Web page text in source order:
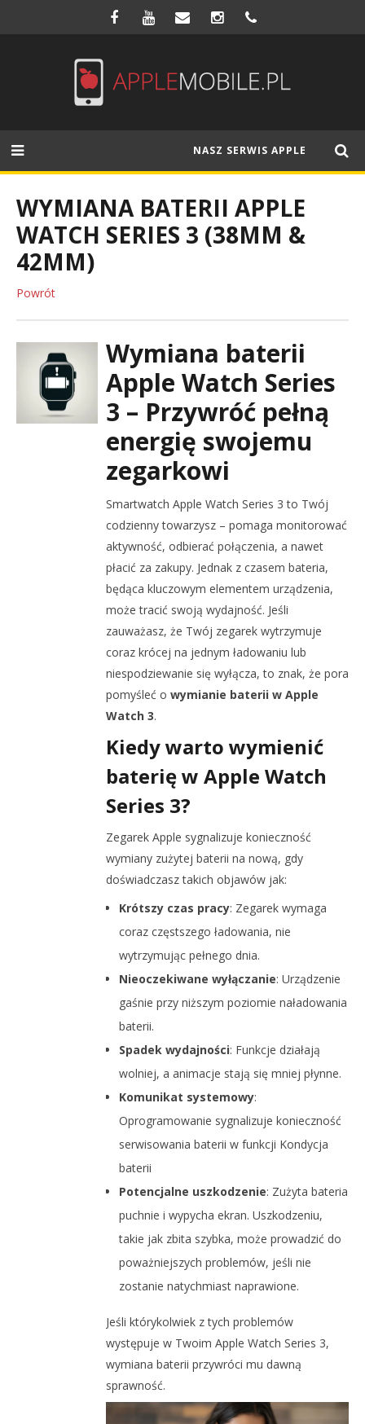
NASZ SERWIS APPLE
WYMIANA BATERII APPLE
WATCH SERIES 3 (38MM &
42MM)
Powrót
Wymiana baterii
Apple Watch Series
3 – Przywróć pełną
energię swojemu
zegarkowi
Smartwatch Apple Watch Series 3 to Twój
codzienny towarzysz – pomaga monitorować
aktywność, odbierać połączenia, a nawet
płacić za zakupy. Jednak z czasem bateria,
będąca kluczowym elementem urządzenia,
może tracić swoją wydajność. Jeśli
zauważasz, że Twój zegarek wytrzymuje
coraz krócej na jednym ładowaniu lub
niespodziewanie się wyłącza, to znak, że pora
pomyśleć o wymianie baterii w Apple
Watch 3.
Kiedy warto wymienić
baterię w Apple Watch
Series 3?
Zegarek Apple sygnalizuje konieczność
wymiany zużytej baterii na nową, gdy
doświadczasz takich objawów jak:
Krótszy czas pracy: Zegarek wymaga
coraz częstszego ładowania, nie
wytrzymując pełnego dnia.
Nieoczekiwane wyłączanie: Urządzenie
gaśnie przy niższym poziomie naładowania
baterii.
Spadek wydajności: Funkcje działają
wolniej, a animacje stają się mniej płynne.
Komunikat systemowy:
Oprogramowanie sygnalizuje konieczność
serwisowania baterii w funkcji Kondycja
baterii
Potencjalne uszkodzenie: Zużyta bateria
puchnie i wypycha ekran. Uszkodzeniu,
takie jak zbita szybka, może prowadzić do
poważniejszych problemów, jeśli nie
zostanie natychmiast naprawione.
Jeśli którykolwiek z tych problemów
występuje w Twoim Apple Watch Series 3,
wymiana baterii przywróci mu dawną
sprawność.